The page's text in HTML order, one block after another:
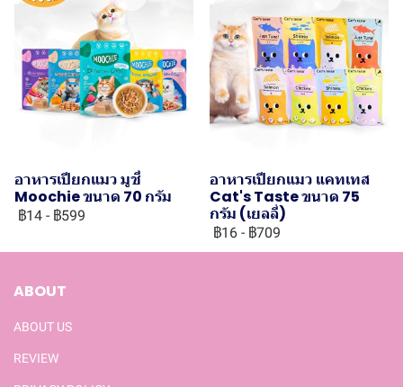
อาหารเปียกแมว มูชี่
Moochie ขนาด 70 กรัม
฿14 - ฿599
อาหารเปียกแมว แคทเทส
Cat's Taste ขนาด 75
กรัม (เยลลี่)
฿16 - ฿709
ABOUT
ABOUT US
REVIEW